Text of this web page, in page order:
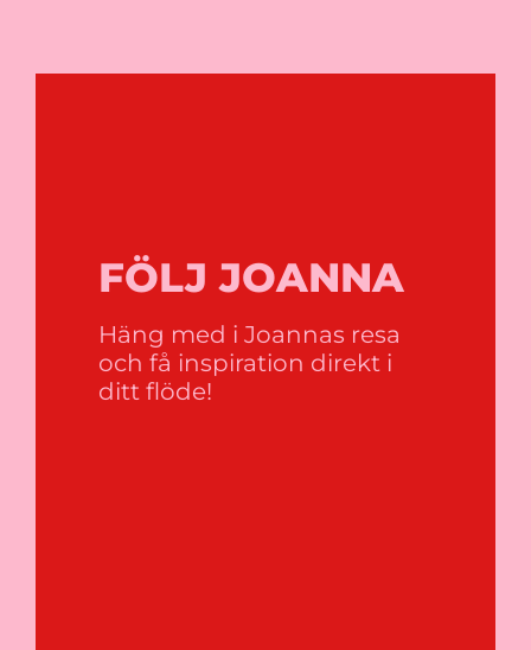
FÖLJ JOANNA
Häng med i Joannas resa
och få inspiration direkt i
ditt flöde!